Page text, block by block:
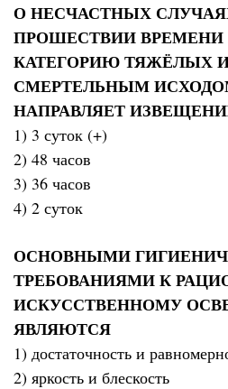
О НЕСЧАСТНЫХ
ПРОШЕСТВИИ
КАТЕГОРИЮ ТЯЖЁЛЫХ
СМЕРТЕЛЬНЫМ
НАПРАВЛЯЕТ
1) 3 суток (+)
2) 48 часов
3) 36 часов
4) 2 суток
ОСНОВНЫМИ
ТРЕБОВАНИЯМИ К
ИСКУССТВЕННОМУ
ЯВЛЯЮТСЯ
1) достаточность и
2) яркость и блескость